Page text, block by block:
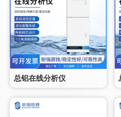
总铝在线分析仪